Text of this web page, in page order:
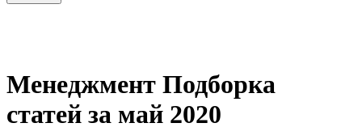
Менеджмент Подборка
статей за май 2020